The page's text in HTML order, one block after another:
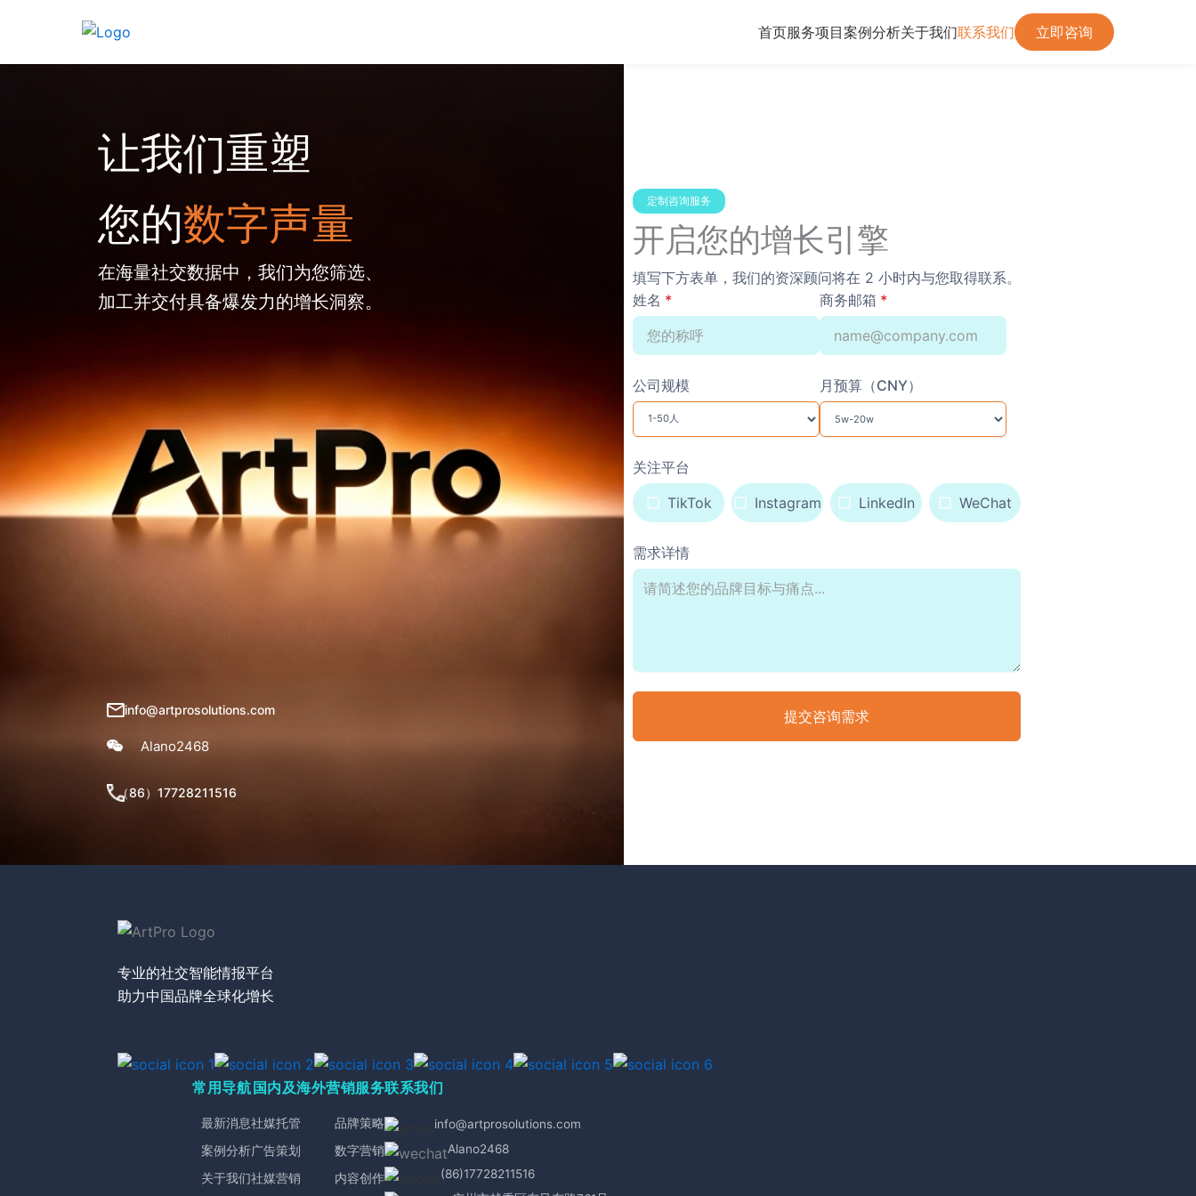
首页服务项目案例分析关于我们联系我们 立即咨询
让我们重塑
您的数字声量
在海量社交数据中，我们为您筛选、
加工并交付具备爆发力的增长洞察。
info@artprosolutions.com
Alano2468
（86）17728211516
定制咨询服务
开启您的增长引擎
填写下方表单，我们的资深顾问将在 2 小时内与您取得联系。
姓名 * 商务邮箱 *
公司规模 月预算（CNY）
关注平台
TikTok
Instagram LinkedIn WeChat
需求详情
提交咨询需求
专业的社交智能情报平台
助力中国品牌全球化增长
常用导航
最新消息
案例分析
关于我们
国内及海外营销服务
社媒托管
广告策划
社媒营销
品牌策略
数字营销
内容创作
联系我们
info@artprosolutions.com
Alano2468
(86)17728211516